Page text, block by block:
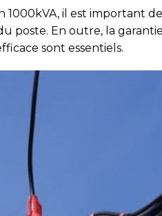
1000kVA, il est important
poste. En outre, la
sont essentiels.